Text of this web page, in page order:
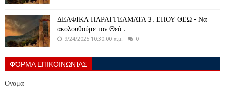
ΔΕΛΦΙΚΑ ΠΑΡΑΓΓΕΛΜΑΤΑ 3. ΕΠΟΥ ΘΕΩ - Να
ακολουθούμε τον Θεό .
9/24/2025 10:30:00 π.μ. 0
ΦΌΡΜΑ ΕΠΙΚΟΙΝΩΝΊΑΣ
Όνομα